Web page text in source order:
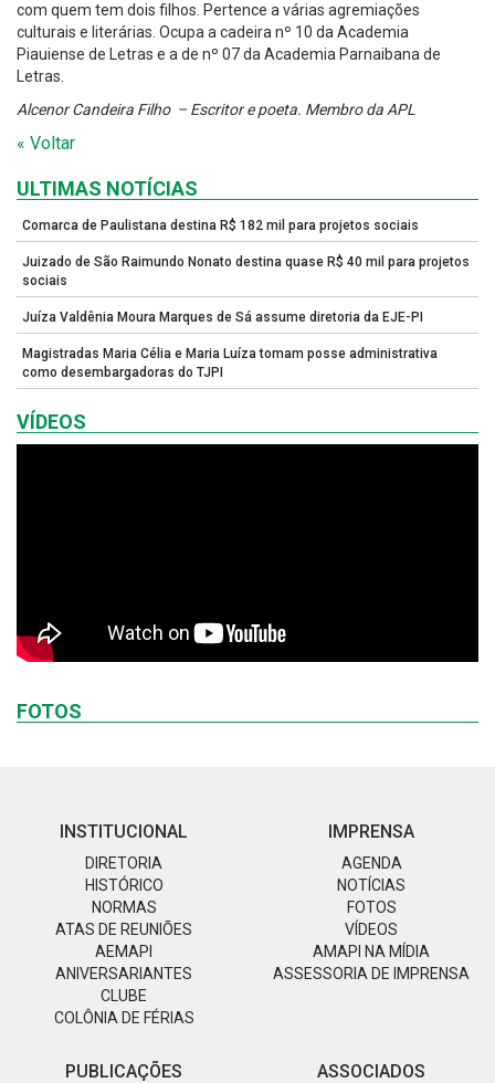
com quem tem dois filhos. Pertence a várias agremiações
culturais e literárias. Ocupa a cadeira nº 10 da Academia
Piauiense de Letras e a de nº 07 da Academia Parnaibana de
Letras.
Alcenor Candeira Filho – Escritor e poeta. Membro da APL
« Voltar
ULTIMAS NOTÍCIAS
Comarca de Paulistana destina R$ 182 mil para projetos sociais
Juizado de São Raimundo Nonato destina quase R$ 40 mil para projetos
sociais
Juíza Valdênia Moura Marques de Sá assume diretoria da EJE-PI
Magistradas Maria Célia e Maria Luíza tomam posse administrativa
como desembargadoras do TJPI
VÍDEOS
FOTOS
INSTITUCIONAL
DIRETORIA
HISTÓRICO
NORMAS
ATAS DE REUNIÕES
AEMAPI
ANIVERSARIANTES
CLUBE
COLÔNIA DE FÉRIAS
IMPRENSA
AGENDA
NOTÍCIAS
FOTOS
VÍDEOS
AMAPI NA MÍDIA
ASSESSORIA DE IMPRENSA
PUBLICAÇÕES ASSOCIADOS